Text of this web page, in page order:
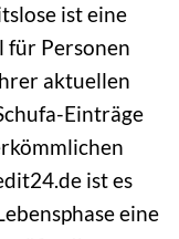
ist eine
für Personen
aktuellen
Einträge
ist es
eine